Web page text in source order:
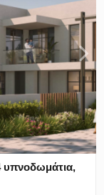
υπνοδωμάτια,